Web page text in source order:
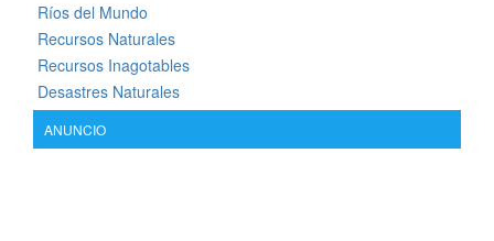
Ríos del Mundo
Recursos Naturales
Recursos Inagotables
Desastres Naturales
ANUNCIO